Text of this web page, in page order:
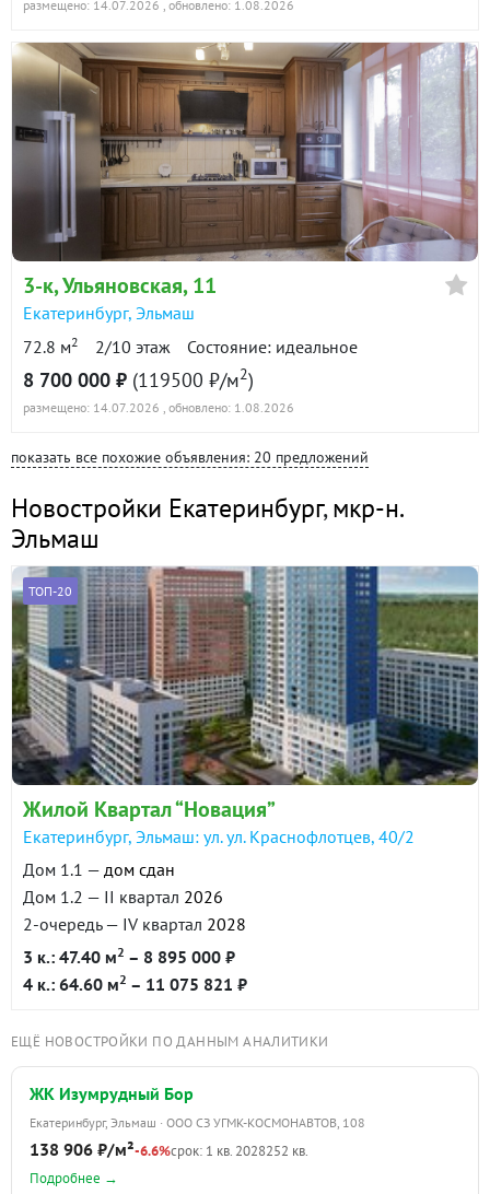
размещено: 14.07.2026 , обновлено: 1.08.2026
3-к, Ульяновская, 11
Екатеринбург, Эльмаш
72.8 м2 2/10 этаж Состояние: идеальное
8 700 000 ₽ (119500 ₽/м2)
размещено: 14.07.2026 , обновлено: 1.08.2026
показать все похожие объявления: 20 предложений
Новостройки Екатеринбург,мкр-н.
Эльмаш
ТОП-20
Жилой Квартал “Новация”
Екатеринбург, Эльмаш: ул. ул. Краснофлотцев, 40/2
Дом 1.1 — дом сдан
Дом 1.2 — II квартал 2026
2-очередь — IV квартал 2028
3 к.: 47.40 м2 – 8 895 000 ₽
4 к.: 64.60 м2 – 11 075 821 ₽
ЕЩЁ НОВОСТРОЙКИ ПО ДАННЫМ АНАЛИТИКИ
ЖК Изумрудный Бор
Екатеринбург, Эльмаш · ООО СЗ УГМК-КОСМОНАВТОВ, 108
138 906 ₽/м²-6.6%срок: 1 кв. 2028252 кв.
Подробнее →